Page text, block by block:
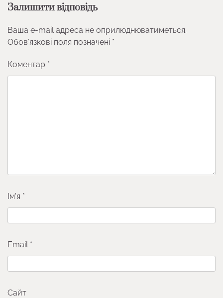
Залишити відповідь
Ваша e-mail адреса не оприлюднюватиметься.
Обов’язкові поля позначені *
Коментар *
Ім'я *
Email *
Сайт